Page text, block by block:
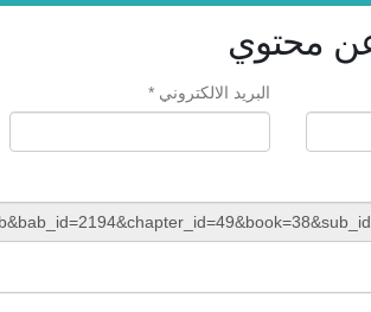
محتوي
البريد الالكتروني *